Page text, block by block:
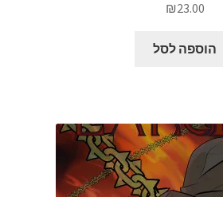
₪23.00
הוספה לסל